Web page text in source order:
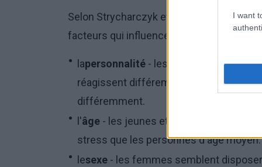
I want
Selon Strycharczyk et Clough ("Mental
facteurs qui influencent notre réponse
lapersonnalité - les personnes dont la
réagissent différemment et celles
différemment.
l'âge - les jeunes et les personnes
stress que les personnes d'âge
lesexe - les femmes semblent